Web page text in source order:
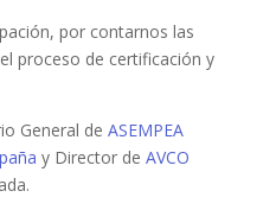
por contarnos las
proceso de certificación y
General de ASEMPEA
y Director de AVCO